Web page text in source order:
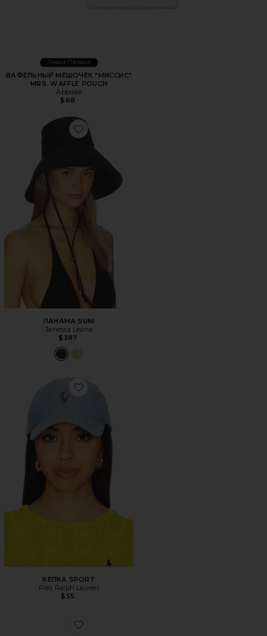
Лидер Продаж
ВАФЕЛЬНЫЙ МЕШОЧЕК "МИССИС"
MRS. WAFFLE POUCH
Abbode
$68
Favorite ПАНАМА SUNI
ПАНАМА SUNI
Janessa Leone
$387
Favorite КЕПКА SPORT
КЕПКА SPORT
Polo Ralph Lauren
$55
Favorite СОЛНЦЕЗАЩИТНЫЕ ОЧКИ DREAM BOAT